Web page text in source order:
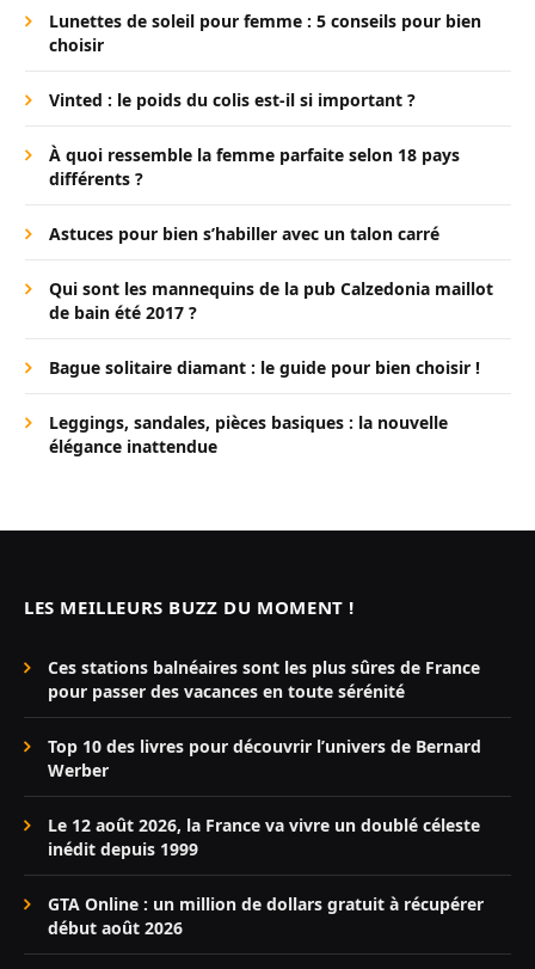
Lunettes de soleil pour femme : 5 conseils pour bien
choisir
Vinted : le poids du colis est-il si important ?
À quoi ressemble la femme parfaite selon 18 pays
différents ?
Astuces pour bien s’habiller avec un talon carré
Qui sont les mannequins de la pub Calzedonia maillot
de bain été 2017 ?
Bague solitaire diamant : le guide pour bien choisir !
Leggings, sandales, pièces basiques : la nouvelle
élégance inattendue
LES MEILLEURS BUZZ DU MOMENT !
Ces stations balnéaires sont les plus sûres de France
pour passer des vacances en toute sérénité
Top 10 des livres pour découvrir l’univers de Bernard
Werber
Le 12 août 2026, la France va vivre un doublé céleste
inédit depuis 1999
GTA Online : un million de dollars gratuit à récupérer
début août 2026